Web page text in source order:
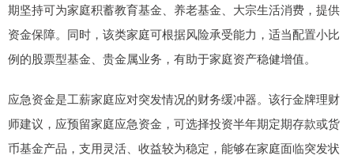
期坚持可为家庭积蓄教育基金、养老基金、大宗生活消费，提供
资金保障。同时，该类家庭可根据风险承受能力，适当配置小比
例的股票型基金、贵金属业务，有助于家庭资产稳健增值。
应急资金是工薪家庭应对突发情况的财务缓冲器。该行金牌理财
师建议，应预留家庭应急资金，可选择投资半年期定期存款或货
币基金产品，支用灵活、收益较为稳定，能够在家庭面临突发状